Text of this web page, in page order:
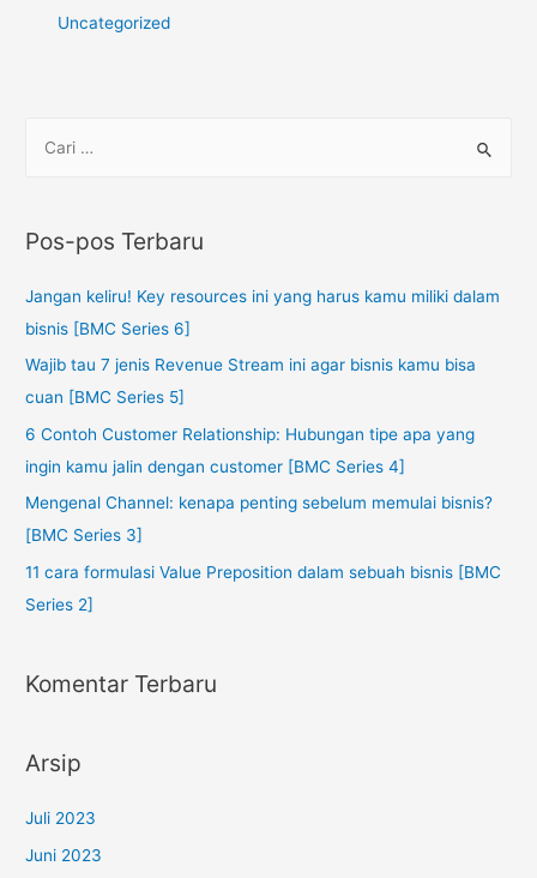
Uncategorized
Pos-pos Terbaru
Jangan keliru! Key resources ini yang harus kamu miliki dalam
bisnis [BMC Series 6]
Wajib tau 7 jenis Revenue Stream ini agar bisnis kamu bisa
cuan [BMC Series 5]
6 Contoh Customer Relationship: Hubungan tipe apa yang
ingin kamu jalin dengan customer [BMC Series 4]
Mengenal Channel: kenapa penting sebelum memulai bisnis?
[BMC Series 3]
11 cara formulasi Value Preposition dalam sebuah bisnis [BMC
Series 2]
Komentar Terbaru
Arsip
Juli 2023
Juni 2023